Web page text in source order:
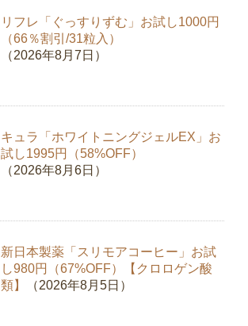
リフレ「ぐっすりずむ」お試し1000円
（66％割引/31粒入）
（2026年8月7日）
キュラ「ホワイトニングジェルEX」お
試し1995円（58%OFF）
（2026年8月6日）
新日本製薬「スリモアコーヒー」お試
し980円（67%OFF）【クロロゲン酸
類】
（2026年8月5日）